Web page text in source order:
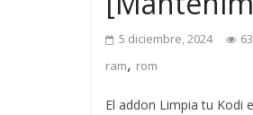
5 diciembre, 2024
ram, rom
El addon Limpia tu Kodi